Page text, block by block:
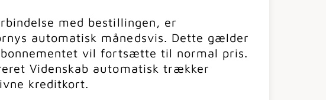
med bestillingen, er
automatisk månedsvis. Dette gælder
vil fortsætte til normal pris.
Videnskab automatisk trækker
kreditkort.